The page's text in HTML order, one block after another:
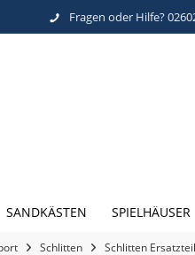
Fragen oder Hilfe?
SANDKÄSTEN SPIELHÄUSER
Schlitten Schlitten